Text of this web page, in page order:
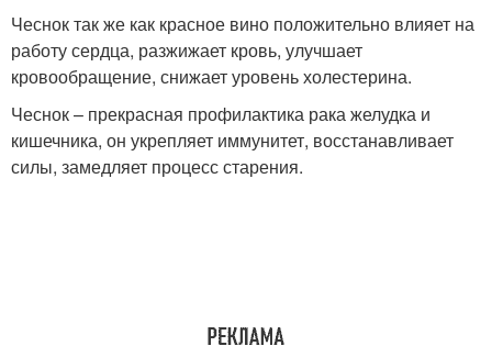
Чеснок так же как красное вино положительно влияет на
работу сердца, разжижает кровь, улучшает
кровообращение, снижает уровень холестерина.
Чеснок – прекрасная профилактика рака желудка и
кишечника, он укрепляет иммунитет, восстанавливает
силы, замедляет процесс старения.